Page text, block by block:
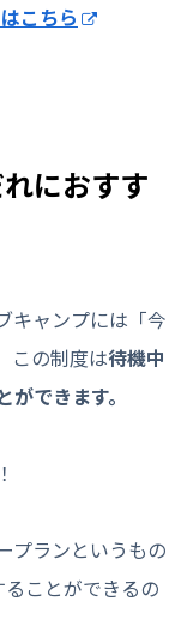
こちら
におすす
キャンプには「今
この制度は待機中
できます。
！
プランというもの
ことができるの